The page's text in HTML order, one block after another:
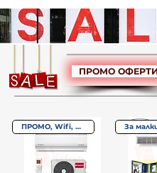
ПРОМО ОФЕРТИ
ПРОМО, Wifi, A++/A+